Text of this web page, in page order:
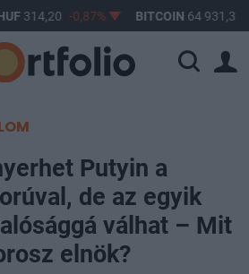
314,20 -0,87% BITCOIN64 931,32
Putyin a
de az egyik
válhat – Mit
elnök?